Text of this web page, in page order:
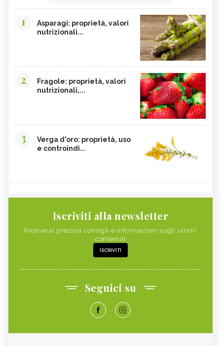
1
Asparagi: proprietà, valori
nutrizionali...
2
Fragole: proprietà, valori
nutrizionali,...
3
Verga d'oro: proprietà, uso
e controindi...
Iscriviti alla newsletter
Riceverai preziosi consigli e informazioni sugli ultimi
contenuti
ISCRIVITI
Seguici su